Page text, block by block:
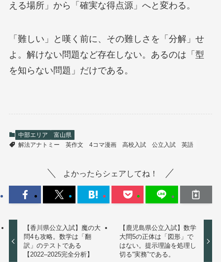
える場所」から「確実な得点源」へと変わる。
「難しい」と嘆く前に、その難しさを「分解」せ
よ。解けない問題など存在しない。あるのは「型
を知らない問題」だけである。
中部エリア
富山県
解法アナトミー
英作文 4コマ漫画 高校入試 公立入試 英語
よかったらシェアしてね！
【香川県公立入試】魔の大
問4も攻略。数学は「翻
訳」のテストである
【2022–2025完全分析】
【鹿児島県公立入試】数学
大問5の正体は「図形」で
はない。提示理論を処理し
切る“実務”である。